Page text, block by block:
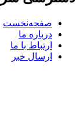
صفحه‌نخست
درباره ما
ارتباط با ما
ارسال خبر